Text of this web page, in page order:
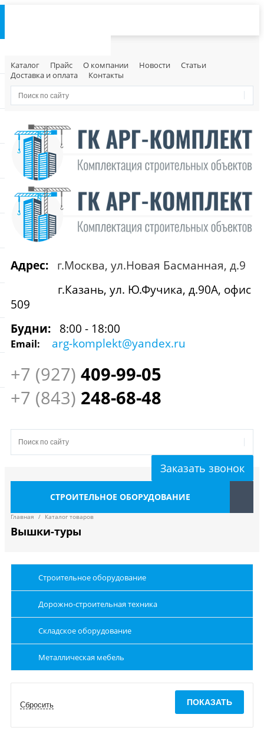
Каталог Прайс О компании Новости
Статьи
Доставка и оплата
Контакты
Адрес:
г.Москва, ул.Новая Басманная, д.9
г.Казань, ул. Ю.Фучика, д.90А, офис
509
Будни:
8:00 - 18:00
Email: arg-komplekt@yandex.ru
+7 (927) 409-99-05
+7 (843) 248-68-48
Заказать звонок
СТРОИТЕЛЬНОЕ ОБОРУДОВАНИЕ
Главная / Каталог товаров
Вышки-туры
Строительное оборудование
Дорожно-строительная техника
Складское оборудование
Металлическая мебель